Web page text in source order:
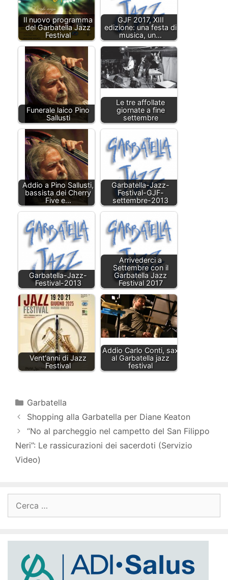
Il nuovo programma
del Garbatella Jazz
Festival
GJF 2017, XIII
edizione: una festa di
musica, un…
Funerale laico Pino
Sallusti
Le tre affollate
giornate a fine
settembre
Addio a Pino Sallusti,
bassista dei Cherry
Five e…
Garbatella-Jazz-
Festival-GJF-
settembre-2013
Garbatella-Jazz-
Festival-2013
Arrivederci a
Settembre con il
Garbatella Jazz
Festival 2017
Vent'anni di Jazz
Festival
Addio Carlo Conti, sax
al Garbatella jazz
festival
Categorie
Garbatella
Shopping alla Garbatella per Diane Keaton
“No al parcheggio nel campetto del San Filippo
Neri”: Le rassicurazioni dei sacerdoti (Servizio
Video)
per: